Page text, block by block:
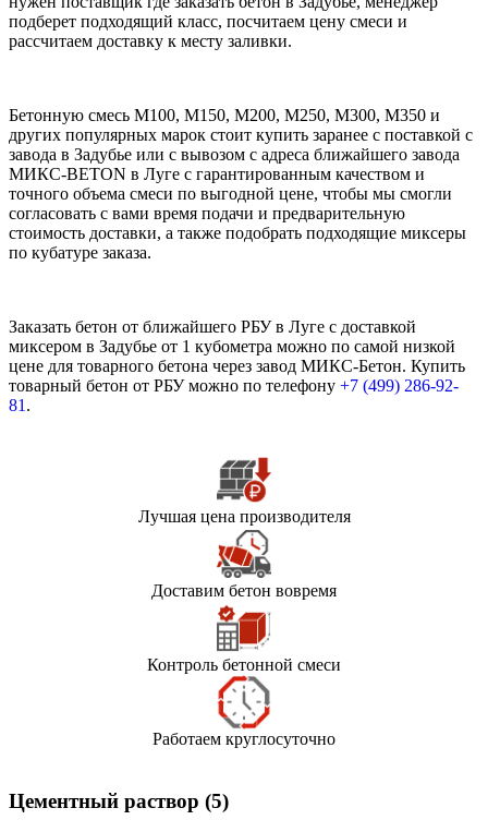
подберет подходящий класс, посчитаем цену смеси и
рассчитаем доставку к месту заливки.
Бетонную смесь М100, М150, М200, М250, М300, М350 и
других популярных марок стоит купить заранее с поставкой с
завода в Задубье или с вывозом с адреса ближайшего завода
МИКС-BETON в Луге с гарантированным качеством и
точного объема смеси по выгодной цене, чтобы мы смогли
согласовать с вами время подачи и предварительную
стоимость доставки, а также подобрать подходящие миксеры
по кубатуре заказа.
Заказать бетон от ближайшего РБУ в Луге с доставкой
миксером в Задубье от 1 кубометра можно по самой низкой
цене для товарного бетона через завод МИКС-Бетон. Купить
товарный бетон от РБУ можно по телефону +7 (499) 286-92-
81 .
Лучшая цена производителя
Доставим бетон вовремя
Контроль бетонной смеси
Работаем круглосуточно
Цементный раствор (5)